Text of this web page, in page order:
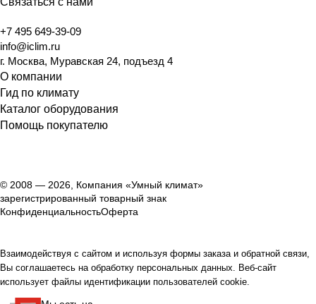
+7 495 649-39-09
info@iclim.ru
г. Москва, Муравская 24, подъезд 4
О компании
Гид по климату
Каталог оборудования
Помощь покупателю
© 2008 — 2026, Компания «Умный климат»
зарегистрированный товарный знак
КонфиденциальностьОферта
Взаимодействуя с сайтом и используя формы заказа и обратной связи,
Вы соглашаетесь на обработку персональных данных. Веб-сайт
использует файлы идентификации пользователей cookie.